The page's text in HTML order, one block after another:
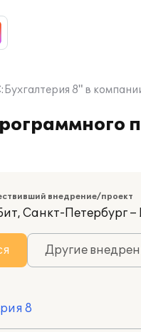
8" в
внедрение/проект
Санкт-Петербург
Другие
8